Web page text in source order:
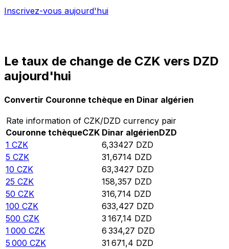
Inscrivez-vous aujourd'hui
Le taux de change de CZK vers DZD
aujourd'hui
Convertir Couronne tchèque en Dinar algérien
Rate information of CZK/DZD currency pair
Couronne tchèqueCZK Dinar algérienDZD
1 CZK 6,33427 DZD
5 CZK 31,6714 DZD
10 CZK 63,3427 DZD
25 CZK 158,357 DZD
50 CZK 316,714 DZD
100 CZK 633,427 DZD
500 CZK 3 167,14 DZD
1 000 CZK 6 334,27 DZD
5 000 CZK 31 671,4 DZD